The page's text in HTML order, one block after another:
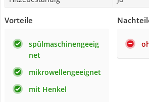
Vorteile
spülmaschinengeeig
net
mikrowellengeeignet
mit Henkel